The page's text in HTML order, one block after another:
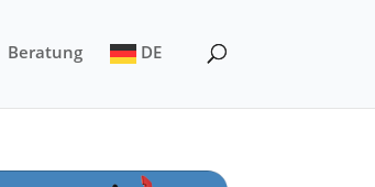
Beratung DE